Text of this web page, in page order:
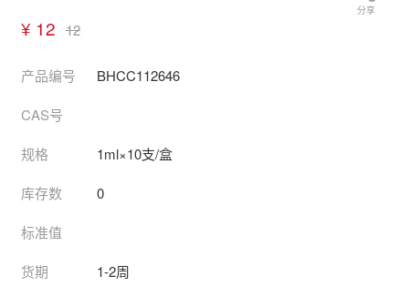
¥ 12 12
分享
产品编号 BHCC112646
CAS号
规格 1ml×10支/盒
库存数 0
标准值
货期 1-2周